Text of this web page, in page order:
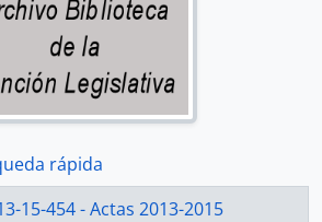
rápida
15-454 - Actas 2013-2015